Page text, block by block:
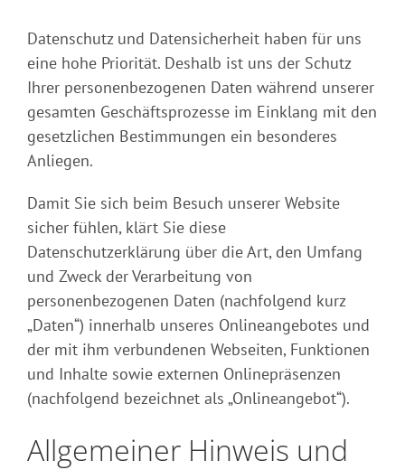
Datenschutz und Datensicherheit haben für uns
eine hohe Priorität. Deshalb ist uns der Schutz
Ihrer personenbezogenen Daten während unserer
gesamten Geschäftsprozesse im Einklang mit den
gesetzlichen Bestimmungen ein besonderes
Anliegen.
Damit Sie sich beim Besuch unserer Website
sicher fühlen, klärt Sie diese
Datenschutzerklärung über die Art, den Umfang
und Zweck der Verarbeitung von
personenbezogenen Daten (nachfolgend kurz
„Daten“) innerhalb unseres Onlineangebotes und
der mit ihm verbundenen Webseiten, Funktionen
und Inhalte sowie externen Onlinepräsenzen
(nachfolgend bezeichnet als „Onlineangebot“).
Allgemeiner Hinweis und